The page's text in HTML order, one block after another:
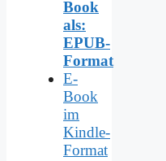
Book
als:
EPUB-
Format
E-
Book
im
Kindle-
Format